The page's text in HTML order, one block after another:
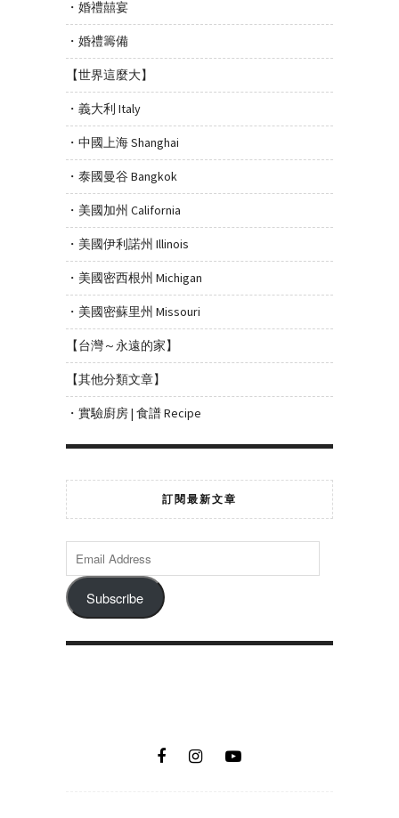
・婚禮囍宴
・婚禮籌備
【世界這麼大】
・義大利 Italy
・中國上海 Shanghai
・泰國曼谷 Bangkok
・美國加州 California
・美國伊利諾州 Illinois
・美國密西根州 Michigan
・美國密蘇里州 Missouri
【台灣～永遠的家】
【其他分類文章】
・實驗廚房 | 食譜 Recipe
訂閱最新文章
Subscribe